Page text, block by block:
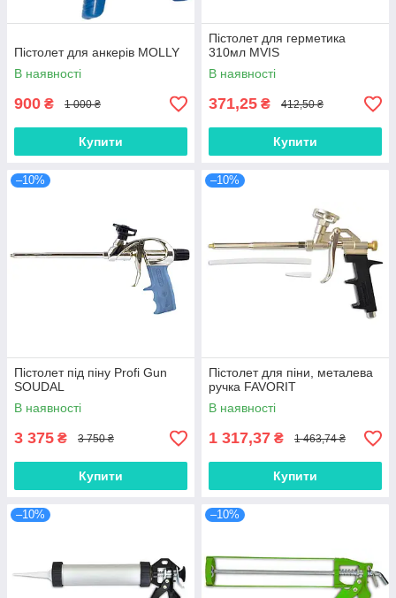
Пістолет для анкерів MOLLY
В наявності
900 ₴ 1 000 ₴
Купити
Пістолет для герметика
310мл MVIS
В наявності
371,25 ₴ 412,50 ₴
Купити
–10%
Пістолет під піну Profi Gun
SOUDAL
В наявності
3 375 ₴ 3 750 ₴
Купити
–10%
Пістолет для піни, металева
ручка FAVORIT
В наявності
1 317,37 ₴ 1 463,74 ₴
Купити
–10% –10%